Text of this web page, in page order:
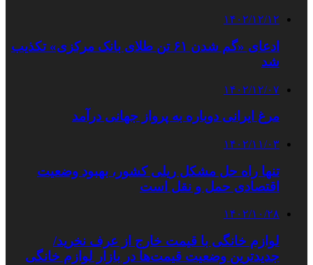
۱۴۰۲/۱۲/۱۲
ادعای «گم شدن ۶۱ تن طلای بانک مرکزی» تکذیب
شد
۱۴۰۲/۱۲/۰۷
مرغ ایرانی دوباره به پرواز جهانی درآمد
۱۴۰۲/۱۱/۰۳
تنها راه حل مشکل ریلی کشور، بهبود وضعیت
اقتصادی حمل و نقل است
۱۴۰۲/۱۰/۲۸
لوازم خانگی با قیمت خارج از عرف نخرید/
جدیدترین وضعیت قیمت‌ها در بازار لوازم خانگی